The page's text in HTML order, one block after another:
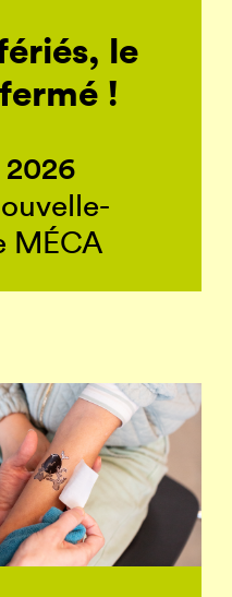
le
!
2026
MÉCA